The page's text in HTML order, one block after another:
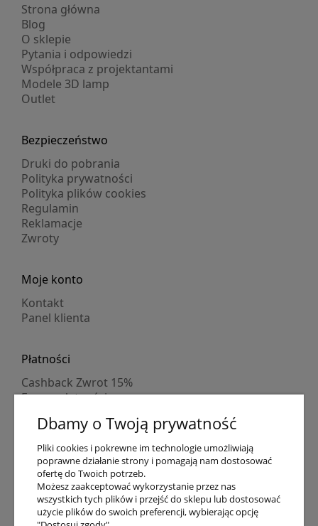
Strona główna
Blog
O sklepie
Pytania i odpowiedzi
Współpraca z projektantami
Modele 3D lamp
Outlet
Bezpieczeństwo
Druki do pobrania
Polityka prywatności
Polityka plików cookies
Regulamin
Reklamacje
Zwroty
Moje konto
Kontakt
Panel klienta
Płatności
Cashback Zwrot 15%
Formy płatności
Numer konta
PayPo kupujesz, nie płacisz
Progi rabatowe
Promocje
Dostawa
Dbamy o Twoją prywatność
Pliki cookies i pokrewne im technologie umożliwiają
poprawne działanie strony i pomagają nam dostosować
ofertę do Twoich potrzeb.
Możesz zaakceptować wykorzystanie przez nas
wszystkich tych plików i przejść do sklepu lub dostosować
użycie plików do swoich preferencji, wybierając opcję